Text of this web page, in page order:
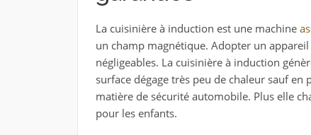
La cuisinière à induction est une machine
un champ magnétique. Adopter un
négligeables. La cuisinière à induction
surface dégage très peu de chaleur sauf en
matière de sécurité automobile. Plus elle
pour les enfants.